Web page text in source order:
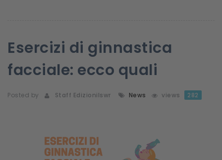
Esercizi di ginnastica
facciale: ecco quali
Posted by Staff Edizionilswr News views 282